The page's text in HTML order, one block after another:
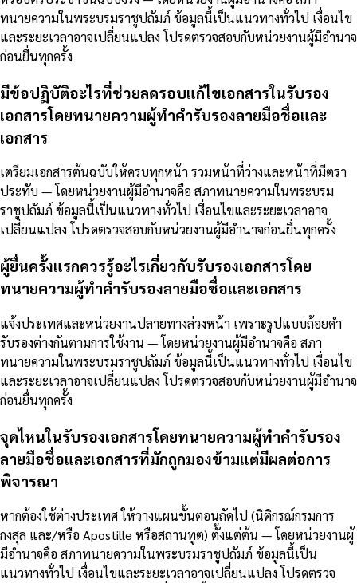
ทนายความในพระบรมราชูปถัมภ์ ข้อมูลนี้เป็นแนวทางทั่วไป เงื่อนไข
และระยะเวลาอาจเปลี่ยนแปลง โปรดตรวจสอบกับหน่วยงานผู้มีอำนาจ
ก่อนยื่นทุกครั้ง
มีข้อปฏิบัติอะไรที่ช่วยลดรอบแก้ไขเอกสารในรับรอง
เอกสารโดยทนายความผู้ทำคำรับรองลายมือชื่อและ
เอกสาร
เตรียมเอกสารต้นฉบับให้ครบทุกหน้า รวมหน้าที่ว่างและหน้าที่มีตรา
ประทับ — โดยหน่วยงานผู้มีอำนาจคือ สภาทนายความในพระบรม
ราชูปถัมภ์ ข้อมูลนี้เป็นแนวทางทั่วไป เงื่อนไขและระยะเวลาอาจ
เปลี่ยนแปลง โปรดตรวจสอบกับหน่วยงานผู้มีอำนาจก่อนยื่นทุกครั้ง
ผู้ยื่นครั้งแรกควรรู้อะไรเกี่ยวกับรับรองเอกสารโดย
ทนายความผู้ทำคำรับรองลายมือชื่อและเอกสาร
แจ้งประเทศและหน่วยงานปลายทางล่วงหน้า เพราะรูปแบบถ้อยคำ
รับรองต่างกันตามการใช้งาน — โดยหน่วยงานผู้มีอำนาจคือ สภา
ทนายความในพระบรมราชูปถัมภ์ ข้อมูลนี้เป็นแนวทางทั่วไป เงื่อนไข
และระยะเวลาอาจเปลี่ยนแปลง โปรดตรวจสอบกับหน่วยงานผู้มีอำนาจ
ก่อนยื่นทุกครั้ง
จุดไหนในรับรองเอกสารโดยทนายความผู้ทำคำรับรอง
ลายมือชื่อและเอกสารที่มักถูกมองข้ามแต่มีผลต่อการ
พิจารณา
หากต้องใช้ต่างประเทศ ให้วางแผนขั้นตอนถัดไป (นิติกรณ์กรมการ
กงสุล และ/หรือ Apostille หรือสถานทูต) ตั้งแต่ต้น — โดยหน่วยงานผู้
มีอำนาจคือ สภาทนายความในพระบรมราชูปถัมภ์ ข้อมูลนี้เป็น
แนวทางทั่วไป เงื่อนไขและระยะเวลาอาจเปลี่ยนแปลง โปรดตรวจ